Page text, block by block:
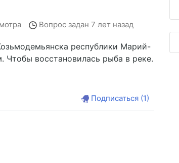
Вопрос задан 7 лет назад
республики Марий-
Чтобы восстановилась рыба в реке.
Подписаться (1)